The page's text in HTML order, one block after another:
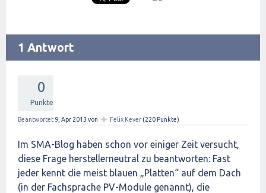
1 Antwort
0
Punkte
Beantwortet 9, Apr 2013 von ✦ Felix Kever (220 Punkte)
Im SMA-Blog haben schon vor einiger Zeit versucht,
diese Frage herstellerneutral zu beantworten: Fast
jeder kennt die meist blauen „Platten“ auf dem Dach
(in der Fachsprache PV-Module genannt), die